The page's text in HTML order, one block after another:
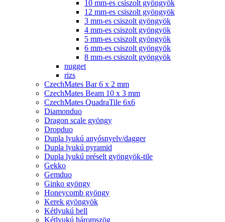
10 mm-es csiszolt gyöngyök
12 mm-es csiszolt gyöngyök
3 mm-es csiszolt gyöngyök
4 mm-es csiszolt gyöngyök
5 mm-es csiszolt gyöngyök
6 mm-es csiszolt gyöngyök
8 mm-es csiszolt gyöngyök
nugget
rizs
CzechMates Bar 6 x 2 mm
CzechMates Beam 10 x 3 mm
CzechMates QuadraTile 6x6
Diamonduo
Dragon scale gyöngy
Dropduo
Dupla lyukú anyósnyelv/dagger
Dupla lyukú pyramid
Dupla lyukú préselt gyöngyök-tile
Gekko
Gemduo
Ginko gyöngy
Honeycomb gyöngy
Kerek gyöngyök
Kétlyukú bell
Kétlyukú háromszög